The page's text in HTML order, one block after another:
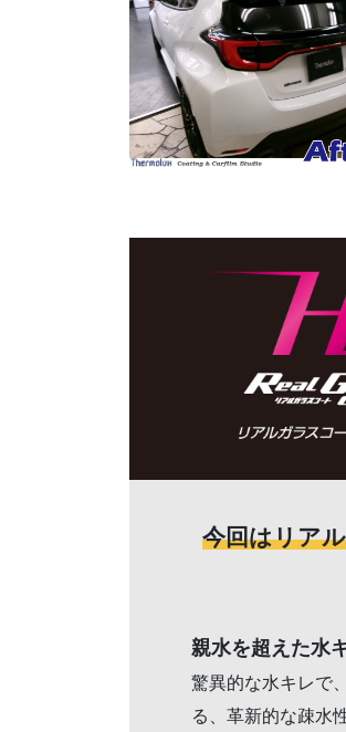
今回はリア
親水を超えた水
驚異的な水キレで
る、革新的な疎水